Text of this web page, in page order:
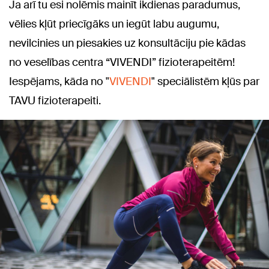
Ja arī tu esi nolēmis mainīt ikdienas paradumus,
vēlies kļūt priecīgāks un iegūt labu augumu,
nevilcinies un piesakies uz konsultāciju pie kādas
no veselības centra “VIVENDI” fizioterapeitēm!
Iespējams, kāda no "VIVENDI" speciālistēm kļūs par
TAVU fizioterapeiti.